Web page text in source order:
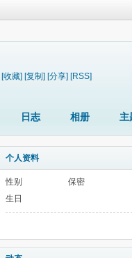
[收藏] [复制] [分享] [RSS]
日志 相册 主
个人资料
性别
保密
生日